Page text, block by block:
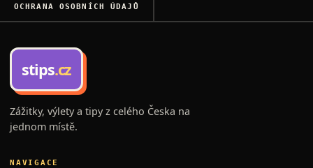
OCHRANA OSOBNÍCH ÚDAJŮ
stips.cz
Zážitky, výlety a tipy z celého Česka na
jednom místě.
NAVIGACE